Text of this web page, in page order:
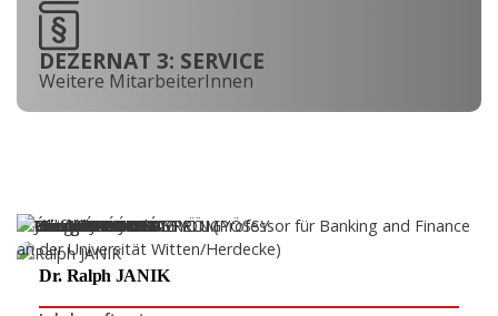
DEZERNAT 3: SERVICE
Weitere MitarbeiterInnen
Dr. Ralph JANIK